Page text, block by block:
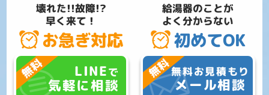
壊れた!!故障!?
早く来て！
お急ぎ対応
LINEで
気軽に相談
給湯器のことが
よく分からない
初めてOK
無料お見積もり
メール相談